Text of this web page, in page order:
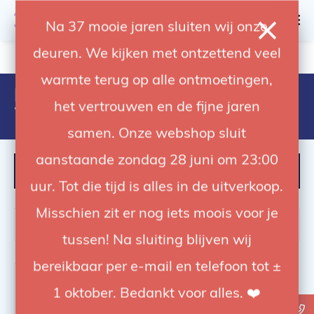
Na 37 mooie jaren sluiten wij onze
deuren. We kijken met ontzettend veel
warmte terug op alle ontmoetingen,
het vertrouwen en de fijne jaren
samen. Onze webshop sluit
aanstaande zondag 28 juni om 23:00
uur. Tot die tijd is alles in de uitverkoop.
Misschien zit er nog iets moois voor je
tussen! Na sluiting blijven wij
bereikbaar per e-mail en telefoon tot ±
1 oktober. Bedankt voor alles. ❤️
4.92 / 5 op trusted shops
Products tagged with
7630006326564
FILTER